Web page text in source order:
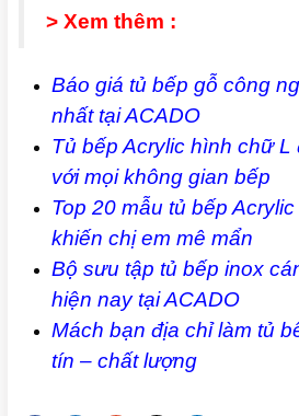
> Xem thêm :
Báo giá tủ bếp gỗ công
nhất tại ACADO
Tủ bếp Acrylic hình chữ L
với mọi không gian bếp
Top 20 mẫu tủ bếp
khiến chị em mê mẩn
Bộ sưu tập tủ bếp inox
hiện nay tại ACADO
Mách bạn địa chỉ làm tủ
tín – chất lượng